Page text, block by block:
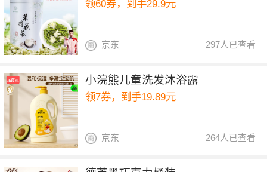
领60券，到手29.9元
297人已查看
京东
小浣熊儿童洗发沐浴露
领7券，到手19.89元
264人已查看
京东